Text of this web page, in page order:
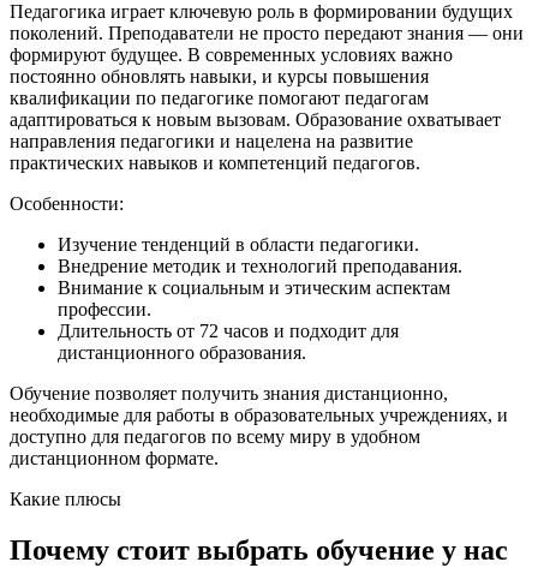
Педагогика играет ключевую роль в формировании будущих
поколений. Преподаватели не просто передают знания — они
формируют будущее. В современных условиях важно
постоянно обновлять навыки, и курсы повышения
квалификации по педагогике помогают педагогам
адаптироваться к новым вызовам. Образование охватывает
направления педагогики и нацелена на развитие
практических навыков и компетенций педагогов.
Особенности:
Изучение тенденций в области педагогики.
Внедрение методик и технологий преподавания.
Внимание к социальным и этическим аспектам
профессии.
Длительность от 72 часов и подходит для
дистанционного образования.
Обучение позволяет получить знания дистанционно,
необходимые для работы в образовательных учреждениях, и
доступно для педагогов по всему миру в удобном
дистанционном формате.
Какие плюсы
Почему стоит выбрать обучение у нас